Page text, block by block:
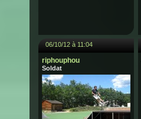
06/10/12 à 11:04
riphouphou
Soldat